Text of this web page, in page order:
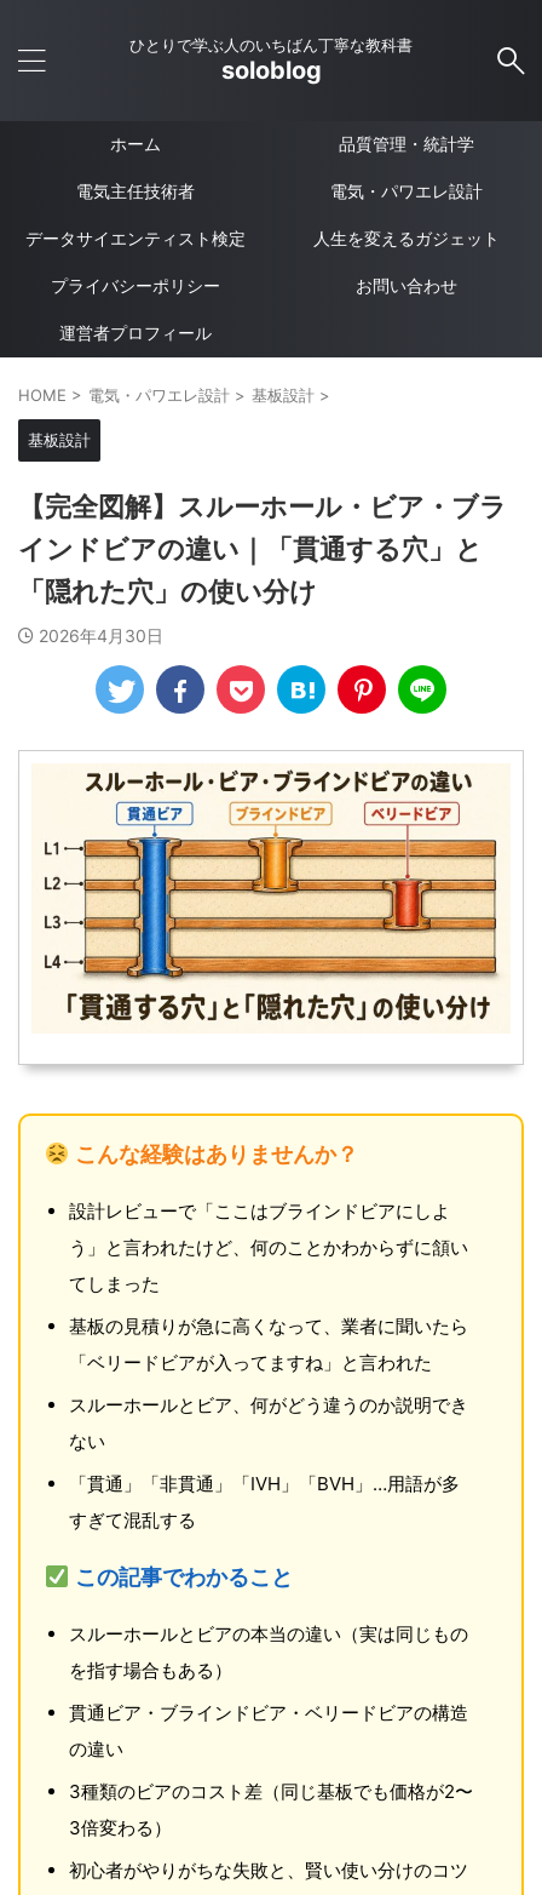
ひとりで学ぶ人のいちばん丁寧な教科書
soloblog
ホーム 品質管理・統計学
電気主任技術者 電気・パワエレ設計
データサイエンティスト検定 人生を変えるガジェット
プライバシーポリシー お問い合わせ
運営者プロフィール
HOME > 電気・パワエレ設計 > 基板設計 >
基板設計
【完全図解】スルーホール・ビア・ブラ
インドビアの違い｜「貫通する穴」と
「隠れた穴」の使い分け
2026年4月30日
こんな経験はありませんか？
設計レビューで「ここはブラインドビアにしよ
う」と言われたけど、何のことかわからずに頷い
てしまった
基板の見積りが急に高くなって、業者に聞いたら
「ベリードビアが入ってますね」と言われた
スルーホールとビア、何がどう違うのか説明でき
ない
「貫通」「非貫通」「IVH」「BVH」…用語が多
すぎて混乱する
この記事でわかること
スルーホールとビアの本当の違い（実は同じもの
を指す場合もある）
貫通ビア・ブラインドビア・ベリードビアの構造
の違い
3種類のビアのコスト差（同じ基板でも価格が2〜
3倍変わる）
初心者がやりがちな失敗と、賢い使い分けのコツ